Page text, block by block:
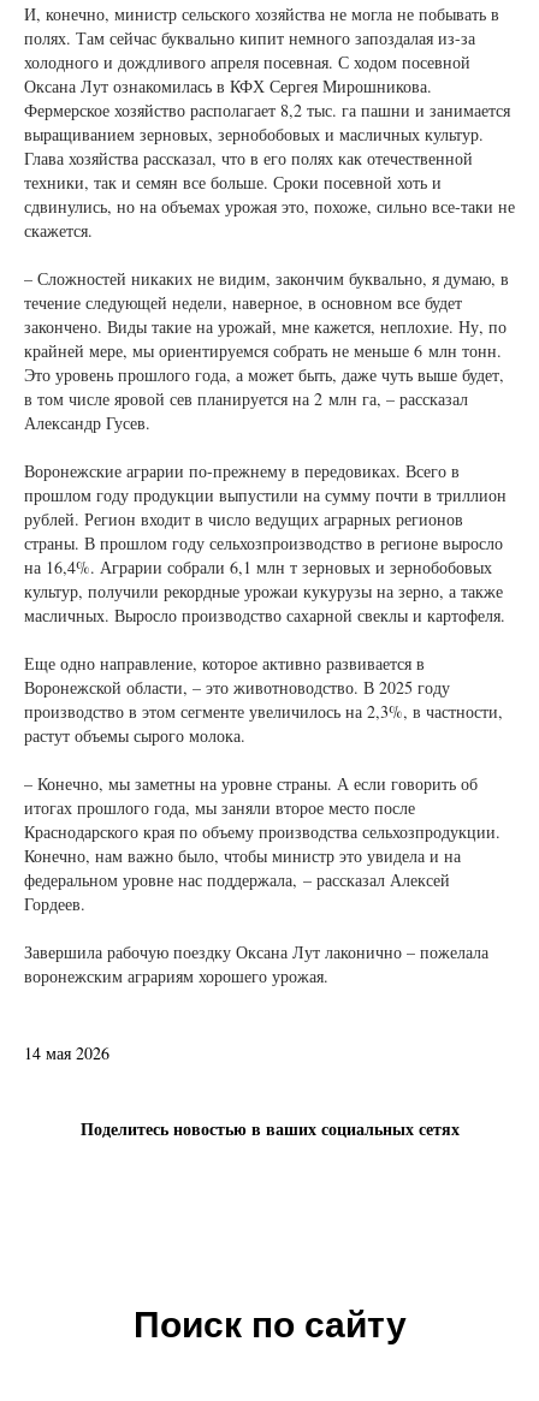
И, конечно, министр сельского хозяйства не могла не побывать в
полях. Там сейчас буквально кипит немного запоздалая из-за
холодного и дождливого апреля посевная. С ходом посевной
Оксана Лут ознакомилась в КФХ Сергея Мирошникова.
Фермерское хозяйство располагает 8,2 тыс. га пашни и занимается
выращиванием зерновых, зернобобовых и масличных культур.
Глава хозяйства рассказал, что в его полях как отечественной
техники, так и семян все больше. Сроки посевной хоть и
сдвинулись, но на объемах урожая это, похоже, сильно все-таки не
скажется.
– Сложностей никаких не видим, закончим буквально, я думаю, в
течение следующей недели, наверное, в основном все будет
закончено. Виды такие на урожай, мне кажется, неплохие. Ну, по
крайней мере, мы ориентируемся собрать не меньше 6 млн тонн.
Это уровень прошлого года, а может быть, даже чуть выше будет,
в том числе яровой сев планируется на 2 млн га, – рассказал
Александр Гусев.
Воронежские аграрии по-прежнему в передовиках. Всего в
прошлом году продукции выпустили на сумму почти в триллион
рублей. Регион входит в число ведущих аграрных регионов
страны. В прошлом году сельхозпроизводство в регионе выросло
на 16,4%. Аграрии собрали 6,1 млн т зерновых и зернобобовых
культур, получили рекордные урожаи кукурузы на зерно, а также
масличных. Выросло производство сахарной свеклы и картофеля.
Еще одно направление, которое активно развивается в
Воронежской области, – это животноводство. В 2025 году
производство в этом сегменте увеличилось на 2,3%, в частности,
растут объемы сырого молока.
– Конечно, мы заметны на уровне страны. А если говорить об
итогах прошлого года, мы заняли второе место после
Краснодарского края по объему производства сельхозпродукции.
Конечно, нам важно было, чтобы министр это увидела и на
федеральном уровне нас поддержала, – рассказал Алексей
Гордеев.
Завершила рабочую поездку Оксана Лут лаконично – пожелала
воронежским аграриям хорошего урожая.
14 мая 2026
Поделитесь новостью в ваших социальных сетях
Поиск по сайту